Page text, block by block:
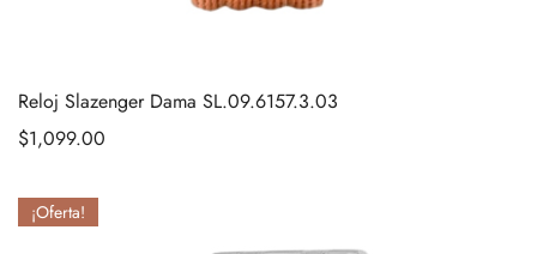
Reloj Slazenger Dama SL.09.6157.3.03
$1,099.00
¡Oferta!